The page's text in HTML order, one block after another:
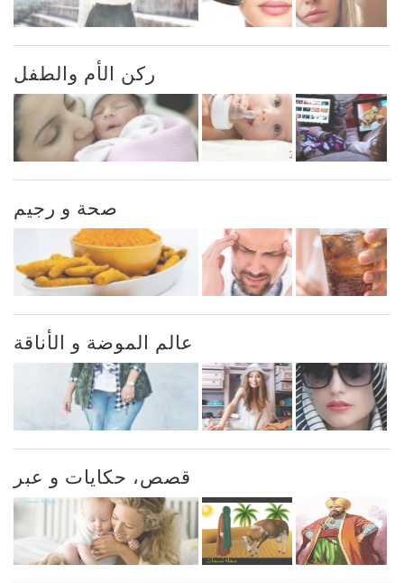
ركن الأم والطفل
صحة و رجيم
عالم الموضة و الأناقة
قصص، حكايات و عبر